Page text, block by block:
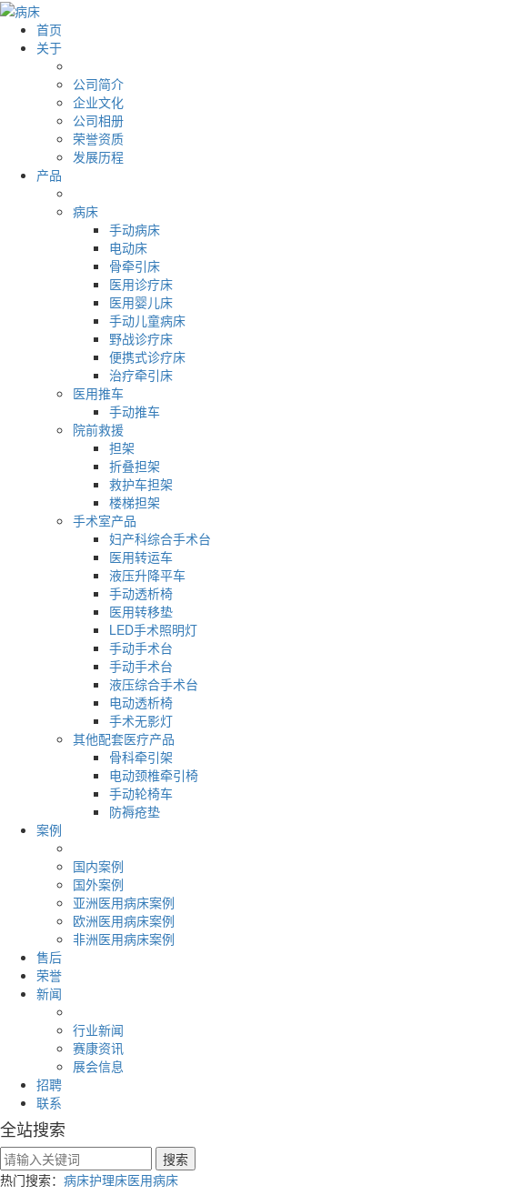
首页
关于
公司简介
企业文化
公司相册
荣誉资质
发展历程
产品
病床
手动病床
电动床
骨牵引床
医用诊疗床
医用婴儿床
手动儿童病床
野战诊疗床
便携式诊疗床
治疗牵引床
医用推车
手动推车
院前救援
担架
折叠担架
救护车担架
楼梯担架
手术室产品
妇产科综合手术台
医用转运车
液压升降平车
手动透析椅
医用转移垫
LED手术照明灯
手动手术台
手动手术台
液压综合手术台
电动透析椅
手术无影灯
其他配套医疗产品
骨科牵引架
电动颈椎牵引椅
手动轮椅车
防褥疮垫
案例
国内案例
国外案例
亚洲医用病床案例
欧洲医用病床案例
非洲医用病床案例
售后
荣誉
新闻
行业新闻
赛康资讯
展会信息
招聘
联系
全站搜索
热门搜索： 病床护理床医用病床